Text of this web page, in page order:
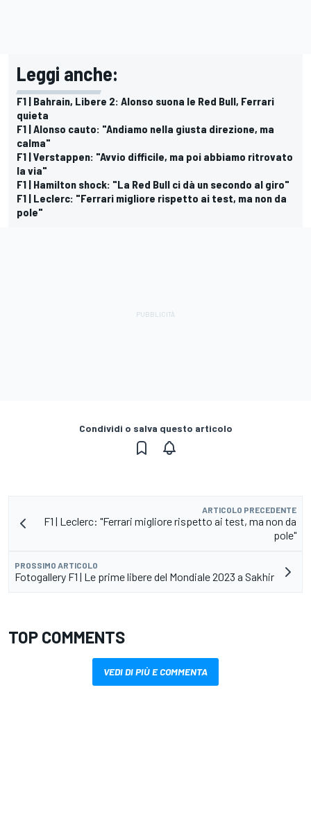
Leggi anche:
F1 | Bahrain, Libere 2: Alonso suona le Red Bull, Ferrari
quieta
F1 | Alonso cauto: "Andiamo nella giusta direzione, ma
calma"
F1 | Verstappen: "Avvio difficile, ma poi abbiamo ritrovato
la via"
F1 | Hamilton shock: "La Red Bull ci dà un secondo al giro"
F1 | Leclerc: "Ferrari migliore rispetto ai test, ma non da
pole"
Condividi o salva questo articolo
ARTICOLO PRECEDENTE
F1 | Leclerc: "Ferrari migliore rispetto ai test, ma non da
pole"
PROSSIMO ARTICOLO
Fotogallery F1 | Le prime libere del Mondiale 2023 a Sakhir
TOP COMMENTS
VEDI DI PIÙ E COMMENTA